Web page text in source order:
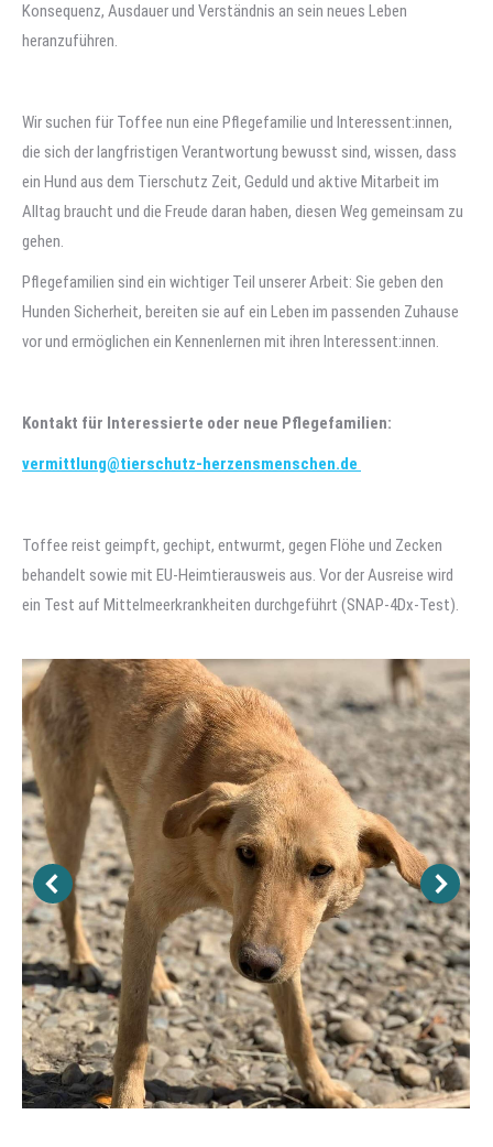
Konsequenz, Ausdauer und Verständnis an sein neues Leben
heranzuführen.
Wir suchen für Toffee nun eine Pflegefamilie und Interessent:innen,
die sich der langfristigen Verantwortung bewusst sind, wissen, dass
ein Hund aus dem Tierschutz Zeit, Geduld und aktive Mitarbeit im
Alltag braucht und die Freude daran haben, diesen Weg gemeinsam zu
gehen.
Pflegefamilien sind ein wichtiger Teil unserer Arbeit: Sie geben den
Hunden Sicherheit, bereiten sie auf ein Leben im passenden Zuhause
vor und ermöglichen ein Kennenlernen mit ihren Interessent:innen.
Kontakt für Interessierte oder neue Pflegefamilien:
vermittlung@tierschutz-herzensmenschen.de
Toffee reist geimpft, gechipt, entwurmt, gegen Flöhe und Zecken
behandelt sowie mit EU-Heimtierausweis aus. Vor der Ausreise wird
ein Test auf Mittelmeerkrankheiten durchgeführt (SNAP-4Dx-Test).